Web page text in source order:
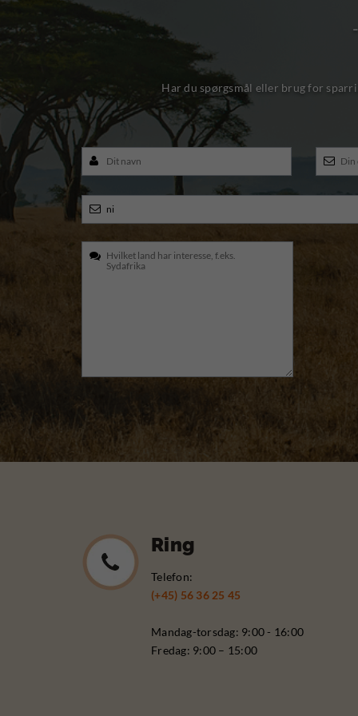
Har du spørgsmål eller brug for
Ring
Telefon:
(+45) 56 36 25 45
Mandag-torsdag: 9:00 - 16:00
Fredag: 9:00 – 15:00